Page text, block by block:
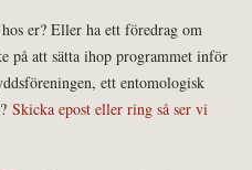
er? Eller ha ett föredrag om
på att sätta ihop programmet inför
ett entomologisk
Skicka epost eller ring så ser vi